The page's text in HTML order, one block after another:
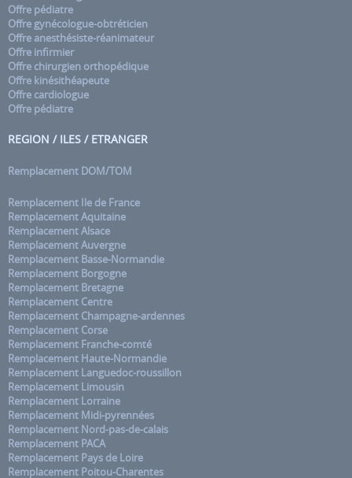
Offre pédiatre
Offre gynécologue-obtréticien
Offre anesthésiste-réanimateur
Offre infirmier
Offre chirurgien orthopédique
Offre kinésithéapeute
Offre cardiologue
Offre pédiatre
REGION / ILES / ETRANGER
Remplacement DOM/TOM
Remplacement Ile de France
Remplacement Aquitaine
Remplacement Alsace
Remplacement Auvergne
Remplacement Basse-Normandie
Remplacement Borgogne
Remplacement Bretagne
Remplacement Centre
Remplacement Champagne-ardennes
Remplacement Corse
Remplacement Franche-comté
Remplacement Haute-Normandie
Remplacement Languedoc-roussillon
Remplacement Limousin
Remplacement Lorraine
Remplacement Midi-pyrennées
Remplacement Nord-pas-de-calais
Remplacement PACA
Remplacement Pays de Loire
Remplacement Poitou-Charentes